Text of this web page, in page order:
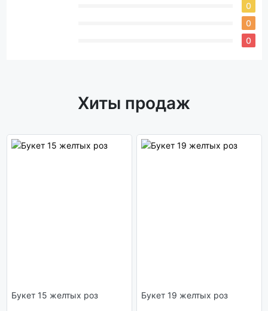
0
0
0
Хиты продаж
Букет 15 желтых роз Букет 19 желтых роз